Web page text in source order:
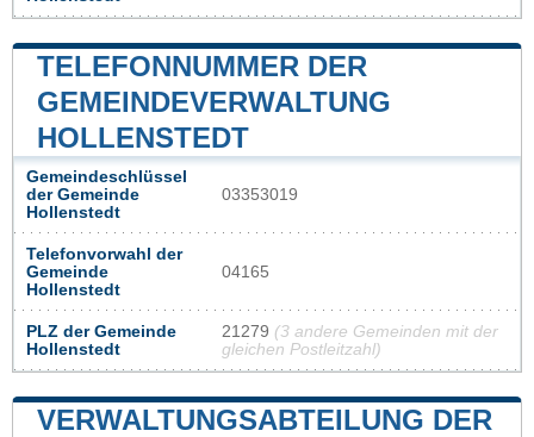
TELEFONNUMMER DER
GEMEINDEVERWALTUNG
HOLLENSTEDT
Gemeindeschlüssel
der Gemeinde
Hollenstedt
03353019
Telefonvorwahl der
Gemeinde
Hollenstedt
04165
PLZ der Gemeinde
Hollenstedt
21279 (3 andere Gemeinden mit der
gleichen Postleitzahl)
VERWALTUNGSABTEILUNG DER